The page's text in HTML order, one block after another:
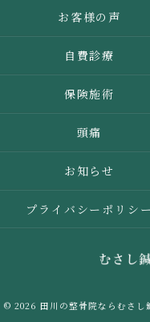
お客様の声
自費診療
保険施術
頭痛
お知らせ
プライバシーポリシー
© 2026 田川の整骨院ならむさ